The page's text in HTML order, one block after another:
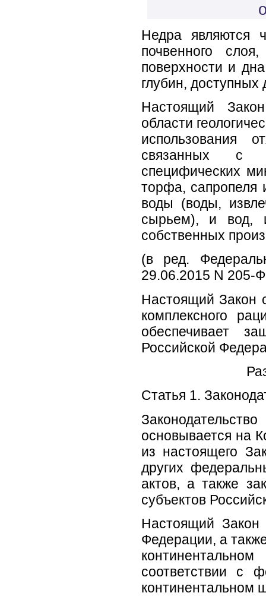
Недра являются
почвенного
поверхности и
глубин, доступных
Настоящий
области
использования
связанных с
специфических
торфа, сапропеля
воды (воды,
сырьем), и вод,
собственных
(в ред.
29.06.2015 N 205-
Настоящий Закон
комплексного
обеспечивает
Российской
Статья 1.
основывается на
из настоящего
других
актов, а также
субъектов
Настоящий Закон
Федерации, а
соответствии с
континентальном